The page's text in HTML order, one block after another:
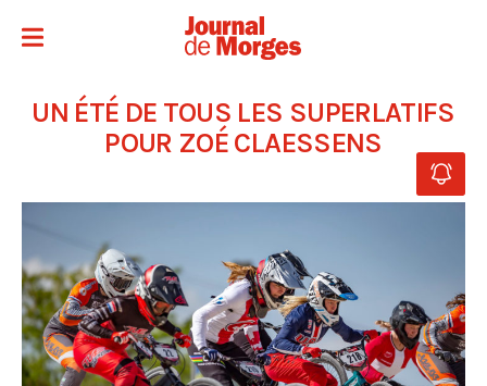
UN ÉTÉ DE TOUS LES SUPERLATIFS
POUR ZOÉ CLAESSENS